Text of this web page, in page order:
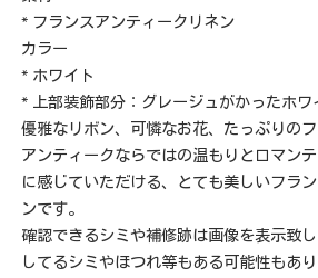
* フランスアンティークリネン
カラー
* ホワイト
* 上部装飾部分：グレージュがかったホワ
優雅なリボン、可憐なお花、たっぷりのフ
アンティークならではの温もりとロマン
に感じていただける、とても美しいフラ
ンです。
確認できるシミや補修跡は画像を表示致
してるシミやほつれ等もある可能性もあり